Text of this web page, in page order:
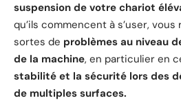
suspension de votre chariot
qu’ils commencent à s’user,
sortes de problèmes au niveau
de la machine, en particulier en
stabilité et la sécurité lors des
de multiples surfaces.